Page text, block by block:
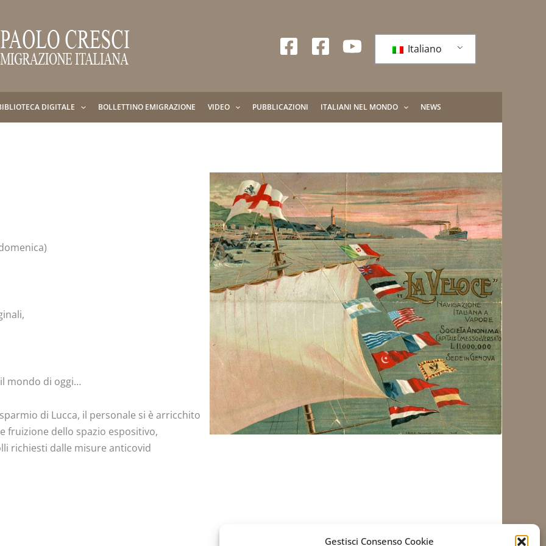
Gestisci Consenso Cookie
Italiano
DIGITALE BOLLETTINO EMIGRAZIONE VIDEO PUBBLICAZIONI ITALIANI NEL MONDO NEWS
mondo di oggi…
di Lucca, il personale si è arricchito
fruizione dello spazio espositivo,
richiesti dalle misure anticovid